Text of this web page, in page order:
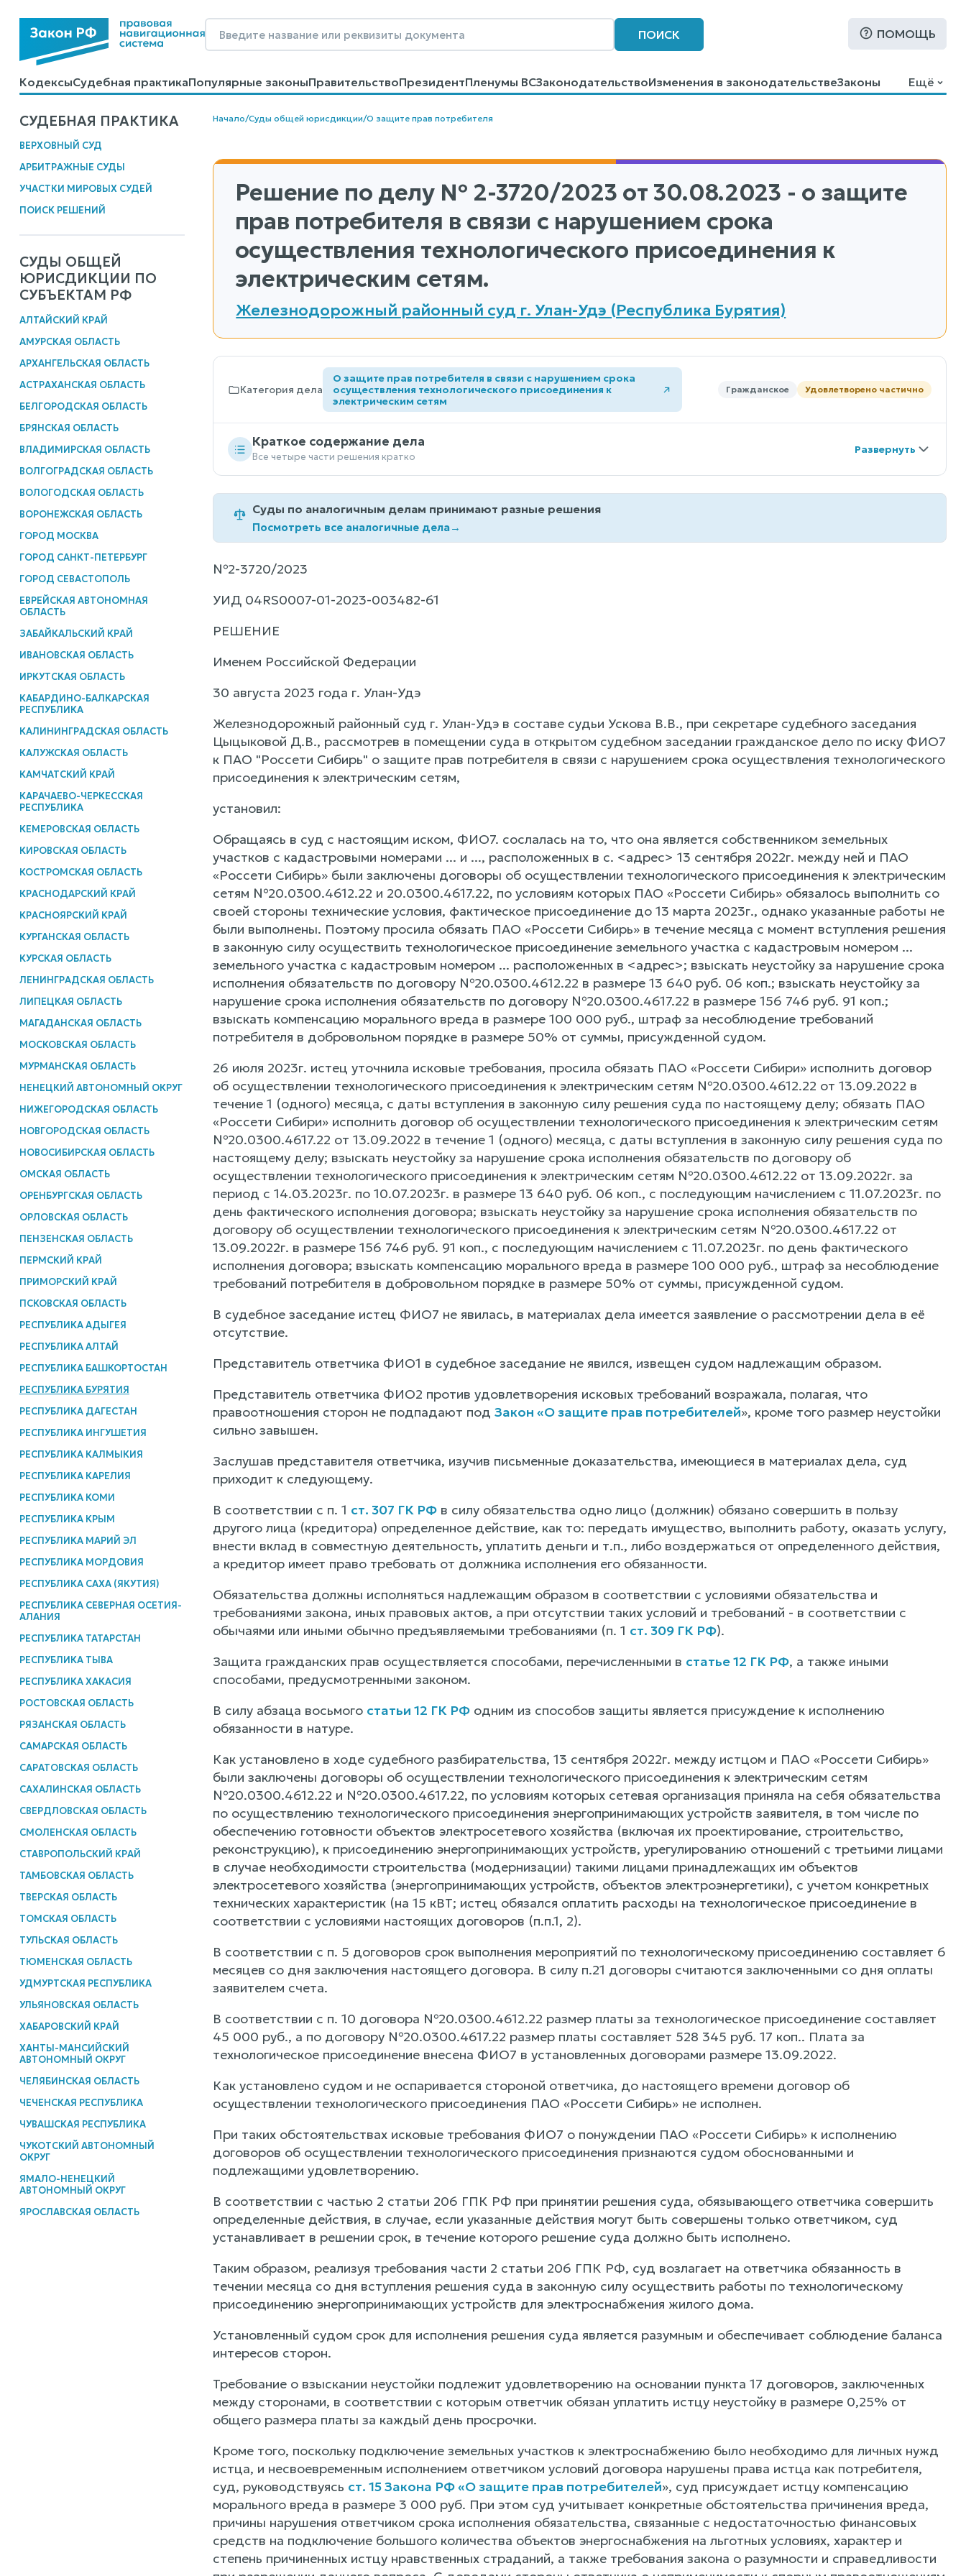
ПОИСК ПОМОЩЬ
КодексыСудебная практикаПопулярные законыПравительствоПрезидентПленумы ВСЗаконодательствоИзменения в законодательствеЗаконы
КалькуляторыСправочные материалыОбразцы договоровКонтактыПомощьПоиск
Ещё
СУДЕБНАЯ ПРАКТИКА
ВЕРХОВНЫЙ СУД
АРБИТРАЖНЫЕ СУДЫ
УЧАСТКИ МИРОВЫХ СУДЕЙ
ПОИСК РЕШЕНИЙ
СУДЫ ОБЩЕЙ
ЮРИСДИКЦИИ ПО
СУБЪЕКТАМ РФ
АЛТАЙСКИЙ КРАЙ
АМУРСКАЯ ОБЛАСТЬ
АРХАНГЕЛЬСКАЯ ОБЛАСТЬ
АСТРАХАНСКАЯ ОБЛАСТЬ
БЕЛГОРОДСКАЯ ОБЛАСТЬ
БРЯНСКАЯ ОБЛАСТЬ
ВЛАДИМИРСКАЯ ОБЛАСТЬ
ВОЛГОГРАДСКАЯ ОБЛАСТЬ
ВОЛОГОДСКАЯ ОБЛАСТЬ
ВОРОНЕЖСКАЯ ОБЛАСТЬ
ГОРОД МОСКВА
ГОРОД САНКТ-ПЕТЕРБУРГ
ГОРОД СЕВАСТОПОЛЬ
ЕВРЕЙСКАЯ АВТОНОМНАЯ
ОБЛАСТЬ
ЗАБАЙКАЛЬСКИЙ КРАЙ
ИВАНОВСКАЯ ОБЛАСТЬ
ИРКУТСКАЯ ОБЛАСТЬ
КАБАРДИНО-БАЛКАРСКАЯ
РЕСПУБЛИКА
КАЛИНИНГРАДСКАЯ ОБЛАСТЬ
КАЛУЖСКАЯ ОБЛАСТЬ
КАМЧАТСКИЙ КРАЙ
КАРАЧАЕВО-ЧЕРКЕССКАЯ
РЕСПУБЛИКА
КЕМЕРОВСКАЯ ОБЛАСТЬ
КИРОВСКАЯ ОБЛАСТЬ
КОСТРОМСКАЯ ОБЛАСТЬ
КРАСНОДАРСКИЙ КРАЙ
КРАСНОЯРСКИЙ КРАЙ
КУРГАНСКАЯ ОБЛАСТЬ
КУРСКАЯ ОБЛАСТЬ
ЛЕНИНГРАДСКАЯ ОБЛАСТЬ
ЛИПЕЦКАЯ ОБЛАСТЬ
МАГАДАНСКАЯ ОБЛАСТЬ
МОСКОВСКАЯ ОБЛАСТЬ
МУРМАНСКАЯ ОБЛАСТЬ
НЕНЕЦКИЙ АВТОНОМНЫЙ ОКРУГ
НИЖЕГОРОДСКАЯ ОБЛАСТЬ
НОВГОРОДСКАЯ ОБЛАСТЬ
НОВОСИБИРСКАЯ ОБЛАСТЬ
ОМСКАЯ ОБЛАСТЬ
ОРЕНБУРГСКАЯ ОБЛАСТЬ
ОРЛОВСКАЯ ОБЛАСТЬ
ПЕНЗЕНСКАЯ ОБЛАСТЬ
ПЕРМСКИЙ КРАЙ
ПРИМОРСКИЙ КРАЙ
ПСКОВСКАЯ ОБЛАСТЬ
РЕСПУБЛИКА АДЫГЕЯ
РЕСПУБЛИКА АЛТАЙ
РЕСПУБЛИКА БАШКОРТОСТАН
РЕСПУБЛИКА БУРЯТИЯ
РЕСПУБЛИКА ДАГЕСТАН
РЕСПУБЛИКА ИНГУШЕТИЯ
РЕСПУБЛИКА КАЛМЫКИЯ
РЕСПУБЛИКА КАРЕЛИЯ
РЕСПУБЛИКА КОМИ
РЕСПУБЛИКА КРЫМ
РЕСПУБЛИКА МАРИЙ ЭЛ
РЕСПУБЛИКА МОРДОВИЯ
РЕСПУБЛИКА САХА (ЯКУТИЯ)
РЕСПУБЛИКА СЕВЕРНАЯ ОСЕТИЯ-
АЛАНИЯ
РЕСПУБЛИКА ТАТАРСТАН
РЕСПУБЛИКА ТЫВА
РЕСПУБЛИКА ХАКАСИЯ
РОСТОВСКАЯ ОБЛАСТЬ
РЯЗАНСКАЯ ОБЛАСТЬ
САМАРСКАЯ ОБЛАСТЬ
САРАТОВСКАЯ ОБЛАСТЬ
САХАЛИНСКАЯ ОБЛАСТЬ
СВЕРДЛОВСКАЯ ОБЛАСТЬ
СМОЛЕНСКАЯ ОБЛАСТЬ
СТАВРОПОЛЬСКИЙ КРАЙ
ТАМБОВСКАЯ ОБЛАСТЬ
ТВЕРСКАЯ ОБЛАСТЬ
ТОМСКАЯ ОБЛАСТЬ
ТУЛЬСКАЯ ОБЛАСТЬ
ТЮМЕНСКАЯ ОБЛАСТЬ
УДМУРТСКАЯ РЕСПУБЛИКА
УЛЬЯНОВСКАЯ ОБЛАСТЬ
ХАБАРОВСКИЙ КРАЙ
ХАНТЫ-МАНСИЙСКИЙ
АВТОНОМНЫЙ ОКРУГ
ЧЕЛЯБИНСКАЯ ОБЛАСТЬ
ЧЕЧЕНСКАЯ РЕСПУБЛИКА
ЧУВАШСКАЯ РЕСПУБЛИКА
ЧУКОТСКИЙ АВТОНОМНЫЙ
ОКРУГ
ЯМАЛО-НЕНЕЦКИЙ
АВТОНОМНЫЙ ОКРУГ
ЯРОСЛАВСКАЯ ОБЛАСТЬ
Начало/Суды общей юрисдикции/О защите прав потребителя
Решение по делу № 2-3720/2023 от 30.08.2023 - о защите
прав потребителя в связи с нарушением срока
осуществления технологического присоединения к
электрическим сетям.
Железнодорожный районный суд г. Улан-Удэ (Республика Бурятия)
Категория дела
О защите прав потребителя в связи с нарушением срока
осуществления технологического присоединения к
электрическим сетям
Гражданское Удовлетворено частично
Краткое содержание дела
Все четыре части решения кратко
Суды по аналогичным делам принимают разные решения
Посмотреть все аналогичные дела→
№2-3720/2023
УИД 04RS0007-01-2023-003482-61
РЕШЕНИЕ
Именем Российской Федерации
30 августа 2023 года г. Улан-Удэ
Железнодорожный районный суд г. Улан-Удэ в составе судьи Ускова В.В., при секретаре судебного заседания
Цыцыковой Д.В., рассмотрев в помещении суда в открытом судебном заседании гражданское дело по иску ФИО7
к ПАО "Россети Сибирь" о защите прав потребителя в связи с нарушением срока осуществления технологического
присоединения к электрическим сетям,
установил:
Обращаясь в суд с настоящим иском, ФИО7. сослалась на то, что она является собственником земельных
участков с кадастровыми номерами ... и ..., расположенных в с. <адрес> 13 сентября 2022г. между ней и ПАО
«Россети Сибирь» были заключены договоры об осуществлении технологического присоединения к электрическим
сетям №20.0300.4612.22 и 20.0300.4617.22, по условиям которых ПАО «Россети Сибирь» обязалось выполнить со
своей стороны технические условия, фактическое присоединение до 13 марта 2023г., однако указанные работы не
были выполнены. Поэтому просила обязать ПАО «Россети Сибирь» в течение месяца с момент вступления решения
в законную силу осуществить технологическое присоединение земельного участка с кадастровым номером ...
земельного участка с кадастровым номером ... расположенных в <адрес>; взыскать неустойку за нарушение срока
исполнения обязательств по договору №20.0300.4612.22 в размере 13 640 руб. 06 коп.; взыскать неустойку за
нарушение срока исполнения обязательств по договору №20.0300.4617.22 в размере 156 746 руб. 91 коп.;
взыскать компенсацию морального вреда в размере 100 000 руб., штраф за несоблюдение требований
потребителя в добровольном порядке в размере 50% от суммы, присужденной судом.
26 июля 2023г. истец уточнила исковые требования, просила обязать ПАО «Россети Сибири» исполнить договор
об осуществлении технологического присоединения к электрическим сетям №20.0300.4612.22 от 13.09.2022 в
течение 1 (одного) месяца, с даты вступления в законную силу решения суда по настоящему делу; обязать ПАО
«Россети Сибири» исполнить договор об осуществлении технологического присоединения к электрическим сетям
№20.0300.4617.22 от 13.09.2022 в течение 1 (одного) месяца, с даты вступления в законную силу решения суда по
настоящему делу; взыскать неустойку за нарушение срока исполнения обязательств по договору об
осуществлении технологического присоединения к электрическим сетям №20.0300.4612.22 от 13.09.2022г. за
период с 14.03.2023г. по 10.07.2023г. в размере 13 640 руб. 06 коп., с последующим начислением с 11.07.2023г. по
день фактического исполнения договора; взыскать неустойку за нарушение срока исполнения обязательств по
договору об осуществлении технологического присоединения к электрическим сетям №20.0300.4617.22 от
13.09.2022г. в размере 156 746 руб. 91 коп., с последующим начислением с 11.07.2023г. по день фактического
исполнения договора; взыскать компенсацию морального вреда в размере 100 000 руб., штраф за несоблюдение
требований потребителя в добровольном порядке в размере 50% от суммы, присужденной судом.
В судебное заседание истец ФИО7 не явилась, в материалах дела имеется заявление о рассмотрении дела в её
отсутствие.
Представитель ответчика ФИО1 в судебное заседание не явился, извещен судом надлежащим образом.
Представитель ответчика ФИО2 против удовлетворения исковых требований возражала, полагая, что
правоотношения сторон не подпадают под Закон «О защите прав потребителей», кроме того размер неустойки
сильно завышен.
Заслушав представителя ответчика, изучив письменные доказательства, имеющиеся в материалах дела, суд
приходит к следующему.
В соответствии с п. 1 ст. 307 ГК РФв силу обязательства одно лицо (должник) обязано совершить в пользу
другого лица (кредитора) определенное действие, как то: передать имущество, выполнить работу, оказать услугу,
внести вклад в совместную деятельность, уплатить деньги и т.п., либо воздержаться от определенного действия,
а кредитор имеет право требовать от должника исполнения его обязанности.
Обязательства должны исполняться надлежащим образом в соответствии с условиями обязательства и
требованиями закона, иных правовых актов, а при отсутствии таких условий и требований - в соответствии с
обычаями или иными обычно предъявляемыми требованиями (п. 1 ст. 309 ГК РФ).
Защита гражданских прав осуществляется способами, перечисленными в статье 12 ГК РФ, а также иными
способами, предусмотренными законом.
В силу абзаца восьмого статьи 12 ГК РФодним из способов защиты является присуждение к исполнению
обязанности в натуре.
Как установлено в ходе судебного разбирательства, 13 сентября 2022г. между истцом и ПАО «Россети Сибирь»
были заключены договоры об осуществлении технологического присоединения к электрическим сетям
№20.0300.4612.22 и №20.0300.4617.22, по условиям которых сетевая организация приняла на себя обязательства
по осуществлению технологического присоединения энергопринимающих устройств заявителя, в том числе по
обеспечению готовности объектов электросетевого хозяйства (включая их проектирование, строительство,
реконструкцию), к присоединению энергопринимающих устройств, урегулированию отношений с третьими лицами
в случае необходимости строительства (модернизации) такими лицами принадлежащих им объектов
электросетевого хозяйства (энергопринимающих устройств, объектов электроэнергетики), с учетом конкретных
технических характеристик (на 15 кВТ; истец обязался оплатить расходы на технологическое присоединение в
соответствии с условиями настоящих договоров (п.п.1, 2).
В соответствии с п. 5 договоров срок выполнения мероприятий по технологическому присоединению составляет 6
месяцев со дня заключения настоящего договора. В силу п.21 договоры считаются заключенными со дня оплаты
заявителем счета.
В соответствии с п. 10 договора №20.0300.4612.22 размер платы за технологическое присоединение составляет
45 000 руб., а по договору №20.0300.4617.22 размер платы составляет 528 345 руб. 17 коп.. Плата за
технологическое присоединение внесена ФИО7 в установленных договорами размере 13.09.2022.
Как установлено судом и не оспаривается стороной ответчика, до настоящего времени договор об
осуществлении технологического присоединения ПАО «Россети Сибирь» не исполнен.
При таких обстоятельствах исковые требования ФИО7 о понуждении ПАО «Россети Сибирь» к исполнению
договоров об осуществлении технологического присоединения признаются судом обоснованными и
подлежащими удовлетворению.
В соответствии с частью 2 статьи 206 ГПК РФ при принятии решения суда, обязывающего ответчика совершить
определенные действия, в случае, если указанные действия могут быть совершены только ответчиком, суд
устанавливает в решении срок, в течение которого решение суда должно быть исполнено.
Таким образом, реализуя требования части 2 статьи 206 ГПК РФ, суд возлагает на ответчика обязанность в
течении месяца со дня вступления решения суда в законную силу осуществить работы по технологическому
присоединению энергопринимающих устройств для электроснабжения жилого дома.
Установленный судом срок для исполнения решения суда является разумным и обеспечивает соблюдение баланса
интересов сторон.
Требование о взыскании неустойки подлежит удовлетворению на основании пункта 17 договоров, заключенных
между сторонами, в соответствии с которым ответчик обязан уплатить истцу неустойку в размере 0,25% от
общего размера платы за каждый день просрочки.
Кроме того, поскольку подключение земельных участков к электроснабжению было необходимо для личных нужд
истца, и несвоевременным исполнением ответчиком условий договора нарушены права истца как потребителя,
суд, руководствуясь ст. 15 Закона РФ «О защите прав потребителей», суд присуждает истцу компенсацию
морального вреда в размере 3 000 руб. При этом суд учитывает конкретные обстоятельства причинения вреда,
причины нарушения ответчиком срока исполнения обязательства, связанные с недостаточностью финансовых
средств на подключение большого количества объектов энергоснабжения на льготных условиях, характер и
степень причиненных истцу нравственных страданий, а также требования закона о разумности и справедливости